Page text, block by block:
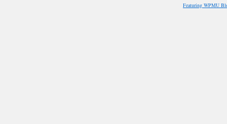
Featuring WPMU